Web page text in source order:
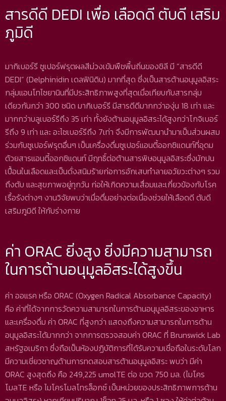
สารดีดี DEDI เพื่อ เลือดดี ตับดี เสริม
ภูมิดี
มากิเบอร์รี ซูเปอร์ฟรุตผลสีม่วงเข้มพืชพื้นถิ่นของชิลี มี “สารดีดี
DEDI” (Delphinidin เดลฟินิดิน) มากที่สุด ซึ่งเป็นสารต้านอนุมูลอิสระ
กลุ่มแอนโทไซยานินที่มีประสิทธิภาพสูงที่สุดเมื่อเทียบกับสารกลุ่ม
เดียวกันกว่า 300 ชนิด มากิเบอร์รี มีสารดีดีมากกว่าองุ่น 18 เท่า และ
มากกว่าบลูเบอร์รีถึง 35 เท่า ทั้งยังต้านอนุมูลอิสระได้สูงกว่าโกจิเบอร์
รีถึง 9 เท่า และ อะไซเบอร์รีถึง 7เท่า จึงมีการพัฒนานำมาเป็นส่วนผสม
ร่วมกับซูเปอร์ฟรุตอื่นๆ เป็นเครื่องดื่มซูเปอร์แอนตี้ออกซิแดนท์ที่อุดม
ด้วยสารแอนตี้ออกซิแดนท์ มีฤทธิ์ต่อต้านสารพิษอนุมูลอิสระซึ่งมักปน
เปื้อนในเลือดและเป็นดั่งสนิมร้ายก่อการอักเสบทำลายอวัยวะต่างๆ รวม
ถึงตับ และสุขภาพอยู่ทุกวัน ก่อให้เกิดความเสื่อมและเกี่ยวข้องกับโรค
เรื้อรังต่างๆ งานวิจัยพบว่าเมื่อดื่มอย่างต่อเนื่องช่วยให้เลือดดี ตับดี
เสริมภูมิดี ให้กับร่างกาย
ค่า ORAC ยิ่งสูง ยิ่งมีความสามารถ
ในการต้านอนุมูลอิสระได้สูงขึ้น
ค่า ออแรค หรือ ORAC (Oxygen Radical Absorbance Capacity)
คือ ค่าที่ได้จากการวัดความสามารถในการต้านอนุมูลอิสระของอาหาร
และเครื่องดื่ม ค่า ORAC ที่สูงกว่า แสดงถึงความสามารถในการต้าน
อนุมูลอิสระได้มากกว่า จากการตรวจสอบค่า ORAC ที่ Brunswick Lab
สหรัฐอเมริกา ซึ่งถือเป็นห้องปฏิบัติการที่ได้รับความเชื่อถือในระดับโลก
มีความเชี่ยวชาญด้านการทดสอบสารต้านอนุมูลอิสระ พบว่า มีค่า
ORAC สูงสุดถึง คือ 249,225 umolTE ต่อ ขวด 750 มล. (ไมโคร
โมลTE หรือ ไมโครโมลโทรล็อกซ์ เป็นหน่วยของประสิทธิภาพการต้าน